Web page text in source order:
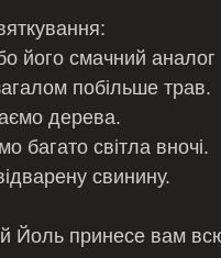
його смачний
побільше трав.
дерева.
багато світла вночі.
свинину.
Йоль принесе вам всю